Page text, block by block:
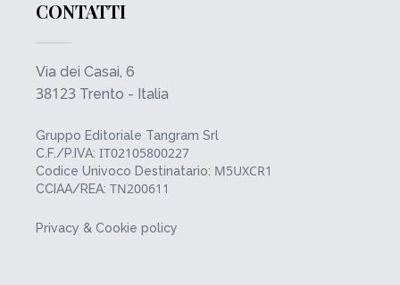
CONTATTI
Via dei Casai, 6
38123 Trento - Italia
Gruppo Editoriale Tangram Srl
C.F./P.IVA: IT02105800227
Codice Univoco Destinatario: M5UXCR1
CCIAA/REA: TN200611
Privacy & Cookie policy